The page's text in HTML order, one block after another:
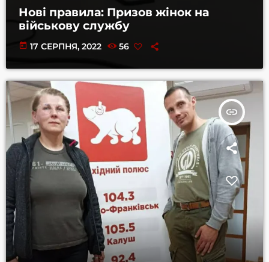
Нові правила: Призов жінок на
військову службу
today 17 СЕРПНЯ, 2022 56
insert_link